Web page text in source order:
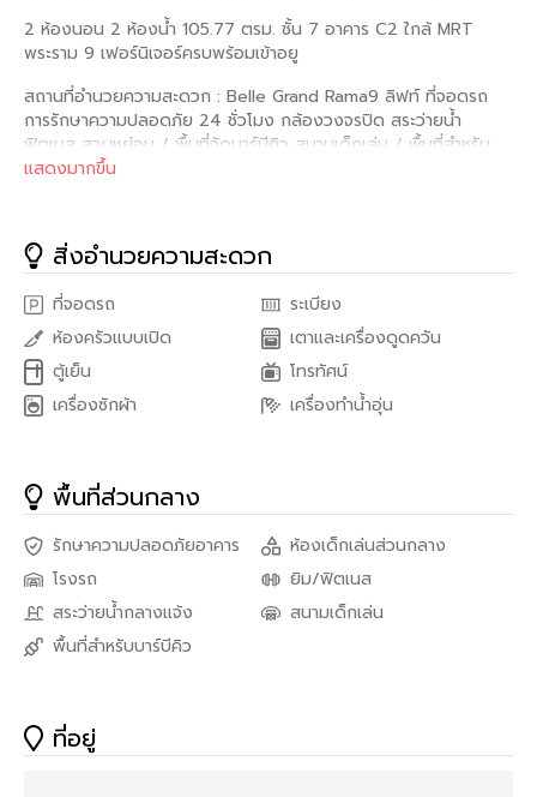
2 ห้องนอน 2 ห้องน้ำ 105.77 ตรม. ชั้น 7 อาคาร C2 ใกล้ MRT
พระราม 9 เฟอร์นิเจอร์ครบพร้อมเข้าอยู
สถานที่อำนวยความสะดวก : Belle Grand Rama9 ลิฟท์ ที่จอดรถ
การรักษาความปลอดภัย 24 ชั่วโมง กล้องวงจรปิด สระว่ายน้ำ
ฟิตเนส สวนหย่อม / พื้นที่จัดบาร์บีคิว สนามเด็กเล่น / พื้นที่สำหรับ
เด็ก
เซ็นทรัลพลาซา แกรนด์ พระราม 9 ห่างจากคอนโด 480 เมตร
ห้างสรรพสินค้าฟอร์จูนทาวน์ – 520 เมตร
เอสพลานาด รัชดาภิเษก – 1.2 กิโลเมตร
พร้อมรัชดาไนซ์พลาซ่า – 1.6 กิโลเมตร
บิ๊กซีเอ็กซ์ตร้า รัชดาภิเษก – 1.7 กิโลเมตร
สถานที่อำนวยความสะดวก
: Belle Grand Rama9 ลิฟท์ ที่จอด
รถ การรักษาความปลอดภัย 24 ชั่วโมง กล้องวงจรปิด สระว่ายน้ำ
สถานที่สำคัญใกล้เคียง
ห้างสรรพสินค้าฟอร์จูนทาวน์ – 520 เมตร
เอสพลานาด รัชดาภิเษก – 1.2 กิโลเมตร
พร้อมรัชดาไนซ์พลาซ่า – 1.6 กิโลเมตร
บิ๊กซีเอ็กซ์ตร้า รัชดาภิเษก – 1.7 กิโลเมตร
Email : Propnexrealestateagency@gmail.com
แสดงมากขึ้น
สิ่งอำนวยความสะดวก
ที่จอดรถ
ระเบียง
ห้องครัวแบบเปิด
เตาและเครื่องดูดควัน
ตู้เย็น
โทรทัศน์
เครื่องซักผ้า
เครื่องทำน้ำอุ่น
พื้นที่ส่วนกลาง
รักษาความปลอดภัยอาคาร
ห้องเด็กเล่นส่วนกลาง
โรงรถ
ยิม/ฟิตเนส
สระว่ายน้ำกลางแจ้ง
สนามเด็กเล่น
พื้นที่สำหรับบาร์บีคิว
ที่อยู่